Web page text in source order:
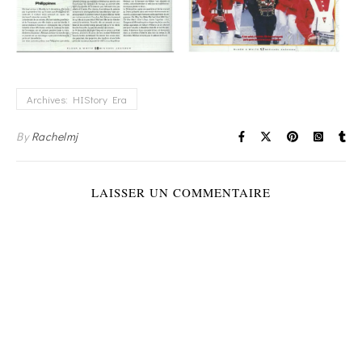
Archives: HIStory Era
ByRachelmj
LAISSER UN COMMENTAIRE